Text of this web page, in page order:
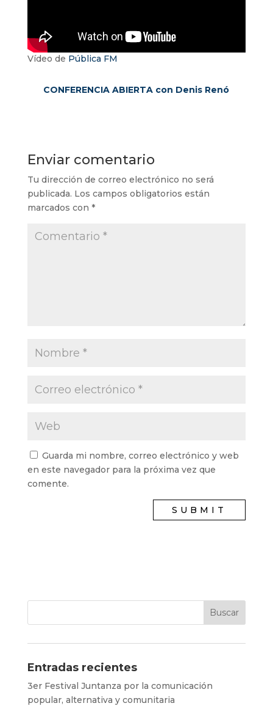
Vídeo de Pública FM
CONFERENCIA ABIERTA con Denis Renó
Enviar comentario
Tu dirección de correo electrónico no será
publicada. Los campos obligatorios están
marcados con *
Guarda mi nombre, correo electrónico y web
en este navegador para la próxima vez que
comente.
Entradas recientes
3er Festival Juntanza por la comunicación
popular, alternativa y comunitaria